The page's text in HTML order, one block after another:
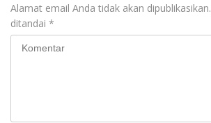
Alamat email Anda tidak akan dipublikasikan.
ditandai *